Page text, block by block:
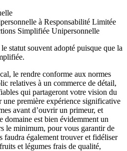
à Responsabilité Limitée
Simplifiée Unipersonnelle
statut souvent adopté puisque que la
le rendre conforme aux normes
relatives à un commerce de détail,
qui partageront votre vision du
une première expérience significative
avant d’ouvrir un primeur, et
domaine est bien évidemment un
le minimum, pour vous garantir de
faudra également trouver et fidéliser
et légumes frais de qualité,